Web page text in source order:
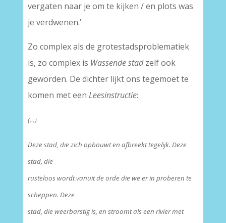
vergaten naar je om te kijken / en plots was
je verdwenen.’
Zo complex als de grotestadsproblematiek
is, zo complex is Wassende stadzelf ook
geworden. De dichter lijkt ons tegemoet te
komen met een Leesinstructie:
(…)
Deze stad, die zich opbouwt en afbreekt tegelijk. Deze
stad, die
rusteloos wordt vanuit de orde die we er in proberen te
scheppen. Deze
stad, die weerbarstig is, en stroomt als een rivier met